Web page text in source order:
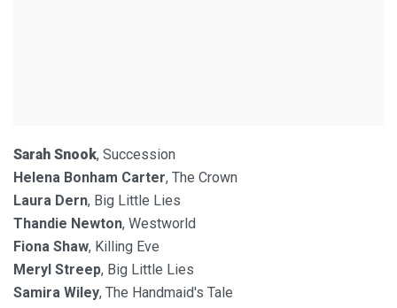
Sarah Snook, Succession
Helena Bonham Carter, The Crown
Laura Dern, Big Little Lies
Thandie Newton, Westworld
Fiona Shaw, Killing Eve
Meryl Streep, Big Little Lies
Samira Wiley, The Handmaid's Tale